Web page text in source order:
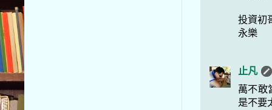
投資初
永樂
止凡
萬不敢
是不要